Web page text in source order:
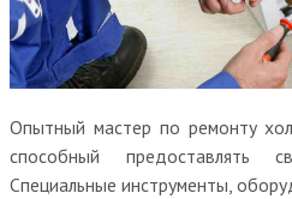
Опытный мастер по ремонту
способный предоставлять
Специальные инструменты,